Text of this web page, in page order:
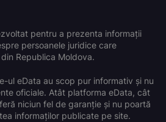
pentru a prezenta informații
persoanele juridice care
Republica Moldova.
ul eData au scop pur informativ și nu
oficiale. Atât platforma eData, cât
niciun fel de garanție și nu poartă
informaților publicate pe site.